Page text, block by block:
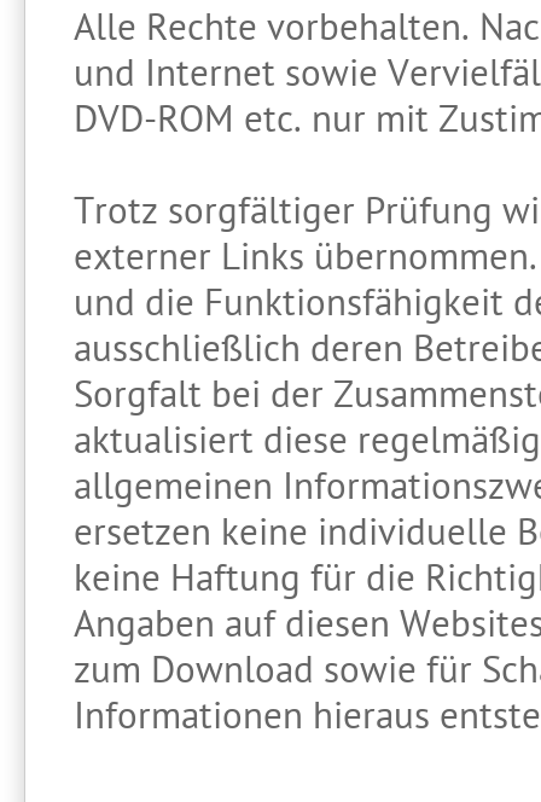
Alle Rechte vorbehalten.
und Internet sowie
DVD-ROM etc. nur mit
Trotz sorgfältiger Prüfung
externer Links
und die Funktionsfähigkeit
ausschließlich deren
Sorgfalt bei der
aktualisiert diese
allgemeinen
ersetzen keine individuelle
keine Haftung für die
Angaben auf diesen
zum Download sowie für
Informationen hieraus